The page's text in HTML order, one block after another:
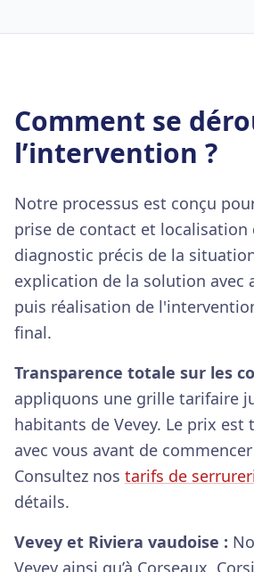
Comment se
l’intervention ?
Notre processus est conçu
prise de contact et localisation
diagnostic précis de la
explication de la solution avec
puis réalisation de
final.
Transparence totale sur les
appliquons une grille tarifaire
habitants de Vevey. Le prix est
avec vous avant de
Consultez nos tarifs de
détails.
Vevey et Riviera vaudoise :
Vevey ainsi qu’à Corseaux,